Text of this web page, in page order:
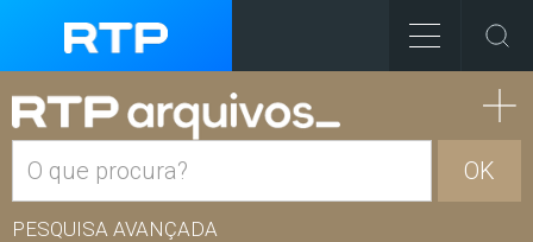
OK
PESQUISA AVANÇADA